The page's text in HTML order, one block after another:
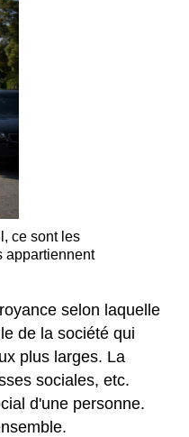
ce sont les
appartiennent
selon laquelle
de la société qui
plus larges. La
sociales, etc.
d'une personne.